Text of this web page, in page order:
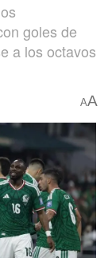
goles de
a los octavos
AA